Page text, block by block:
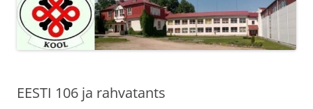
EESTI 106 ja rahvatants